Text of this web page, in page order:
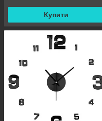
Купити